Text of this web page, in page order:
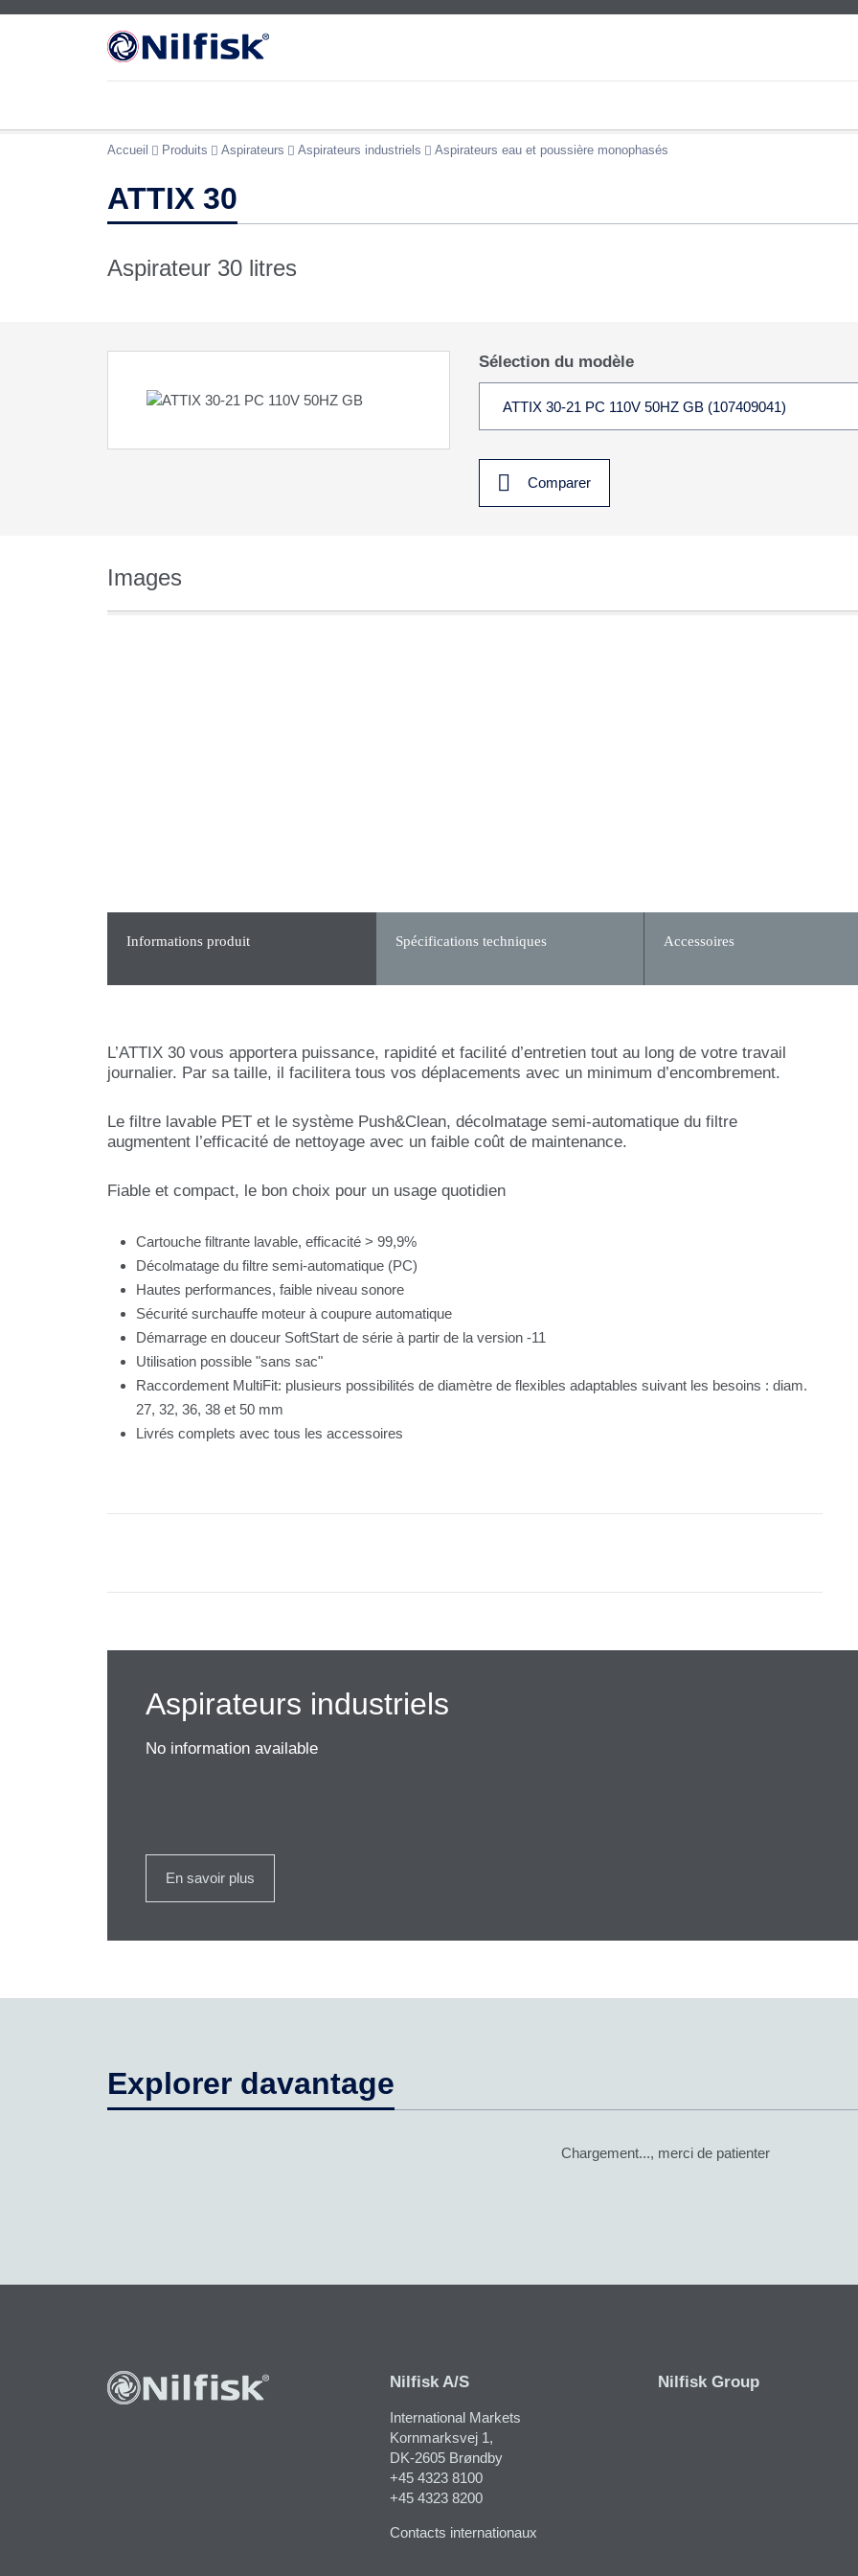
Accueil Produits Aspirateurs Aspirateurs industriels Aspirateurs eau et poussière monophasés
ATTIX 30
Aspirateur 30 litres
Sélection du modèle
Comparer
Images
Informations produit Spécifications techniques Accessoires
L’ATTIX 30 vous apportera puissance, rapidité et facilité d’entretien tout au long de votre travail
journalier. Par sa taille, il facilitera tous vos déplacements avec un minimum d’encombrement.
Le filtre lavable PET et le système Push&Clean, décolmatage semi-automatique du filtre
augmentent l’efficacité de nettoyage avec un faible coût de maintenance.
Fiable et compact, le bon choix pour un usage quotidien
Cartouche filtrante lavable, efficacité > 99,9%
Décolmatage du filtre semi-automatique (PC)
Hautes performances, faible niveau sonore
Sécurité surchauffe moteur à coupure automatique
Démarrage en douceur SoftStart de série à partir de la version -11
Utilisation possible "sans sac"
Raccordement MultiFit: plusieurs possibilités de diamètre de flexibles adaptables suivant les besoins : diam.
27, 32, 36, 38 et 50 mm
Livrés complets avec tous les accessoires
Aspirateurs industriels
No information available
En savoir plus
Explorer davantage
Chargement..., merci de patienter
Nilfisk A/S
International Markets
Kornmarksvej 1​,
DK-2605 Brøndby
+45 4323 8100
+45 4323 8200
Contacts internationaux
Nilfisk Group